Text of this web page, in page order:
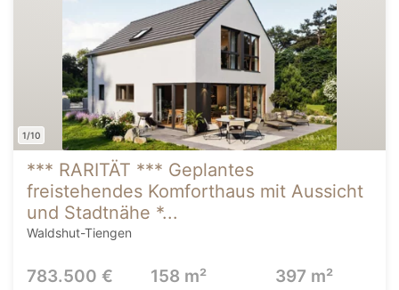
1/10
*** RARITÄT *** Geplantes
freistehendes Komforthaus mit Aussicht
und Stadtnähe *...
Waldshut-Tiengen
783.500 € 158 m² 397 m²